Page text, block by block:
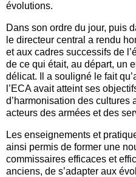
évolutions.
Dans son ordre du jour, puis
le directeur central a rendu
et aux cadres successifs de
de ce qui était, au départ, un
délicat. Il a souligné le fait
l’ECA avait atteint ses
d’harmonisation des cultures
acteurs des armées et des
Les enseignements et
ainsi permis de former une
commissaires efficaces et
anciens, de s’adapter aux